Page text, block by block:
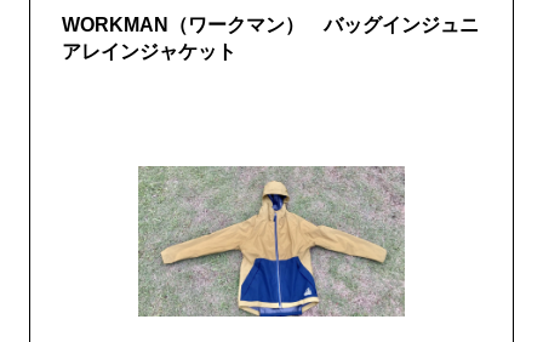
WORKMAN（ワークマン） バッグインジュニ
アレインジャケット